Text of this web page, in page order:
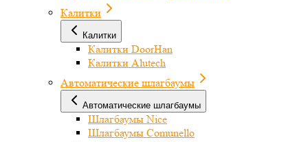
Калитки
Калитки
Калитки DoorHan
Калитки Alutech
Автоматические шлагбаумы
Автоматические шлагбаумы
Шлагбаумы Nice
Шлагбаумы Comunello